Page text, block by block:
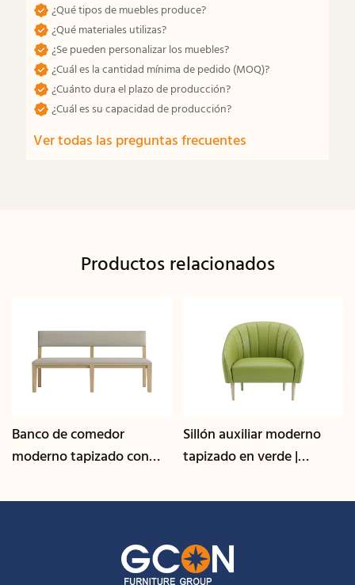
¿Qué tipos de muebles produce?
¿Qué materiales utilizas?
¿Se pueden personalizar los muebles?
¿Cuál es la cantidad mínima de pedido (MOQ)?
¿Cuánto dura el plazo de producción?
¿Cuál es su capacidad de producción?
Ver todas las preguntas frecuentes
Productos relacionados
Banco de comedor
moderno tapizado con
comerciales para
Sillón auxiliar moderno
tapizado en verde |
comerciales y de